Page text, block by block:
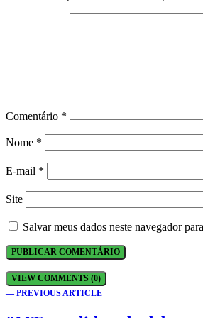
Comentário *
Nome *
E-mail *
Site
Salvar meus dados neste navegador
VIEW COMMENTS (0)
— PREVIOUS ARTICLE